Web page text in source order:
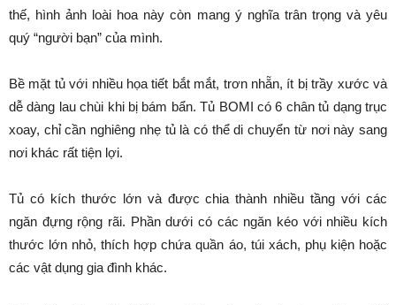
thế, hình ảnh loài hoa này còn mang ý nghĩa trân trọng và yêu
quý “người bạn” của mình.
Bề mặt tủ với nhiều họa tiết bắt mắt, trơn nhẵn, ít bị trầy xước và
dễ dàng lau chùi khi bị bám bẩn. Tủ BOMI có 6 chân tủ dạng trục
xoay, chỉ cần nghiêng nhẹ tủ là có thể di chuyển từ nơi này sang
nơi khác rất tiện lợi.
Tủ có kích thước lớn và được chia thành nhiều tầng với các
ngăn đựng rộng rãi. Phần dưới có các ngăn kéo với nhiều kích
thước lớn nhỏ, thích hợp chứa quần áo, túi xách, phụ kiện hoặc
các vật dụng gia đình khác.